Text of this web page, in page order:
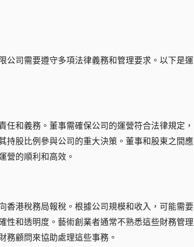
公司需要遵守多項法律義務和管理要求。以下是運
任和義務。董事需確保公司的運營符合法律規定，
持股比例參與公司的重大決策。董事和股東之間應
營的順利和高效。
香港稅務局報稅。根據公司規模和收入，可能需要
性和透明度。藝術創業者通常不熟悉這些財務管理
務顧問來協助處理這些事務。